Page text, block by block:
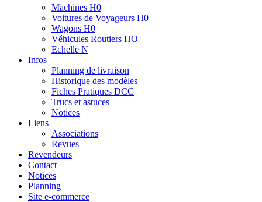
Machines H0
Voitures de Voyageurs H0
Wagons H0
Véhicules Routiers HO
Echelle N
Infos
Planning de livraison
Historique des modèles
Fiches Pratiques DCC
Trucs et astuces
Notices
Liens
Associations
Revues
Revendeurs
Contact
Notices
Planning
Site e-commerce